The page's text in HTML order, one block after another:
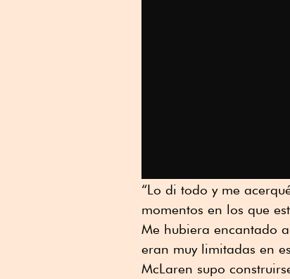
“Lo di todo y me
momentos en los que
Me hubiera encantado
eran muy limitadas en
McLaren supo